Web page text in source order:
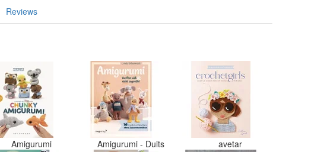
Reviews
Amigurumi Amigurumi - Duits avetar